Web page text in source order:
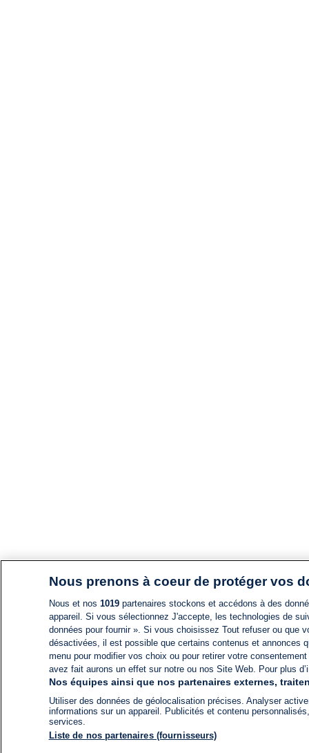
Nous prenons à coeur de protéger vos
Nous et nos 1019partenaires stockons et accédons à des
appareil. Si vous sélectionnez J'accepte, les technologies de
données pour fournir ». Si vous choisissez Tout refuser ou
désactivées, il est possible que certains contenus et annonces
menu pour modifier vos choix ou pour retirer votre
avez fait aurons un effet sur notre ou nos Site Web. Pour plus
Nos équipes ainsi que nos partenaires externes,
Utiliser des données de géolocalisation précises. Analyser
informations sur un appareil. Publicités et contenu
services.
Liste de nos partenaires (fournisseurs)